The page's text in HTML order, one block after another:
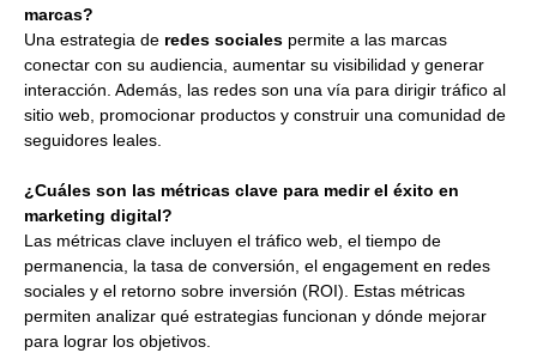
marcas?
Una estrategia de redes sociales permite a las marcas
conectar con su audiencia, aumentar su visibilidad y generar
interacción. Además, las redes son una vía para dirigir tráfico al
sitio web, promocionar productos y construir una comunidad de
seguidores leales.
¿Cuáles son las métricas clave para medir el éxito en
marketing digital?
Las métricas clave incluyen el tráfico web, el tiempo de
permanencia, la tasa de conversión, el engagement en redes
sociales y el retorno sobre inversión (ROI). Estas métricas
permiten analizar qué estrategias funcionan y dónde mejorar
para lograr los objetivos.